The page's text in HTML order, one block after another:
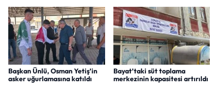
Başkan Ünlü, Osman Yetiş’in
asker uğurlamasına katıldı
Bayat’taki süt toplama
merkezinin kapasitesi artırıldı